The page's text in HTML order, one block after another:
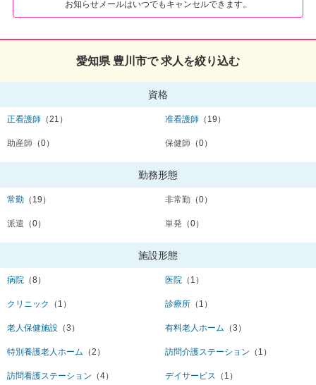
お知らせメールはいつでもキャンセルできます。
愛知県 豊川市で 求人を絞り込む
資格
正看護師 （21） 准看護師 （19）
助産師 （0） 保健師 （0）
勤務形態
常勤 （19） 非常勤 （0）
派遣 （0） 単発 （0）
施設形態
病院 （8） 医院 （1）
クリニック （1） 診療所 （1）
老人保健施設 （3） 有料老人ホーム （3）
特別養護老人ホーム （2） 訪問介護ステーション （1）
訪問看護ステーション （4） デイサービス （1）